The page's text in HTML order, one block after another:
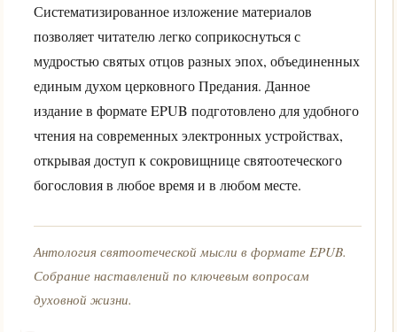
Систематизированное изложение материалов
позволяет читателю легко соприкоснуться с
мудростью святых отцов разных эпох, объединенных
единым духом церковного Предания. Данное
издание в формате EPUB подготовлено для удобного
чтения на современных электронных устройствах,
открывая доступ к сокровищнице святоотеческого
богословия в любое время и в любом месте.
Антология святоотеческой мысли в формате EPUB.
Собрание наставлений по ключевым вопросам
духовной жизни.